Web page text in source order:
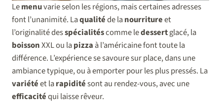
Lemenuvarie selon les régions, mais certaines adresses
font l’unanimité. Laqualitéde lanourritureet
l’originalité desspécialitéscomme ledessertglacé, la
boissonXXL ou lapizza à l’américaine font toute la
différence. L’expérience se savoure sur place, dans une
ambiance typique, ou à emporter pour les plus pressés. La
variétéet larapiditésont au rendez-vous, avec une
efficacitéqui laisse rêveur.